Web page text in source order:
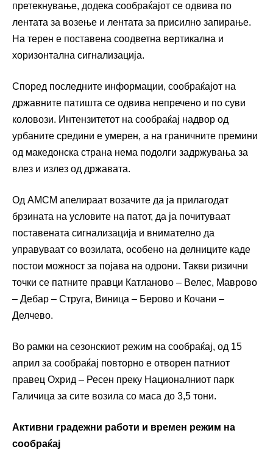
претекнување, додека сообраќајот се одвива по
лентата за возење и лентата за присилно запирање.
На терен е поставена соодветна вертикална и
хоризонтална сигнализација.
Според последните информации, сообраќајот на
државните патишта се одвива непречено и по суви
коловози. Интензитетот на сообраќај надвор од
урбаните средини е умерен, а на граничните премини
од македонска страна нема подолги задржувања за
влез и излез од државата.
Од АМСМ апелираат возачите да ја прилагодат
брзината на условите на патот, да ја почитуваат
поставената сигнализација и внимателно да
управуваат со возилата, особено на делниците каде
постои можност за појава на одрони. Такви ризични
точки се патните правци Катланово – Велес, Маврово
– Дебар – Струга, Виница – Берово и Кочани –
Делчево.
Во рамки на сезонскиот режим на сообраќај, од 15
април за сообраќај повторно е отворен патниот
правец Охрид – Ресен преку Националниот парк
Галичица за сите возила со маса до 3,5 тони.
Активни градежни работи и времен режим на
сообраќај